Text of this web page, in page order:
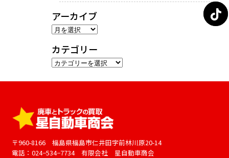
アーカイブ
ア
カ
イ
ブ
カテゴリー
カ
ー
〒960-8166 福島県福島市仁井田字前林川原20-14
電話：024−534−7734 有限会社 星自動車商会